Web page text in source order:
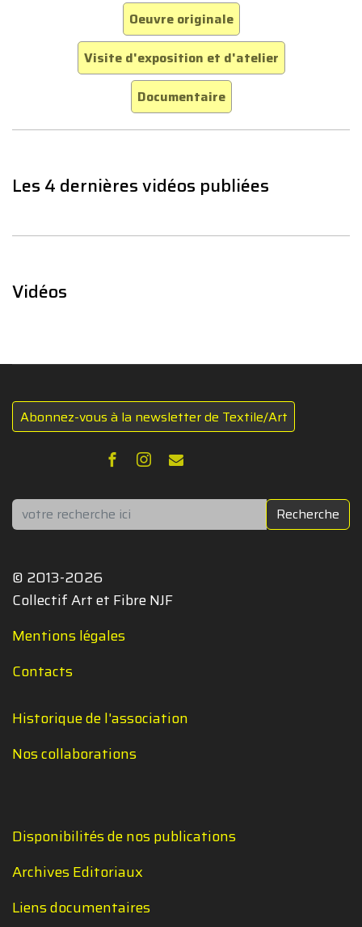
Oeuvre originale
Visite d'exposition et d'atelier
Documentaire
Les 4 dernières vidéos publiées
Vidéos
Abonnez-vous à la newsletter de Textile/Art
Rechercher Recherche
© 2013-2026
Collectif Art et Fibre NJF
Mentions légales
Contacts
Historique de l'association
Nos collaborations
Disponibilités de nos publications
Archives Editoriaux
Liens documentaires